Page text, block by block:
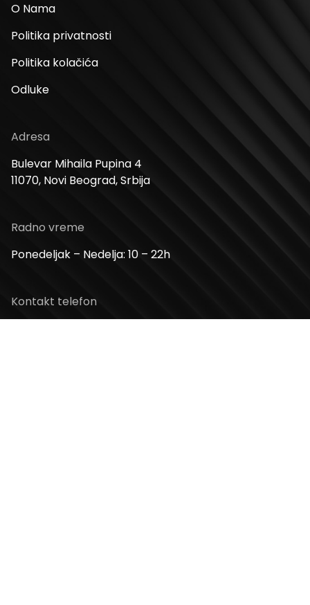
O Nama
Politika privatnosti
Politika kolačića
Odluke
Adresa
Bulevar Mihaila Pupina 4
11070, Novi Beograd, Srbija
Radno vreme
Ponedeljak – Nedelja: 10 – 22h
Kontakt telefon